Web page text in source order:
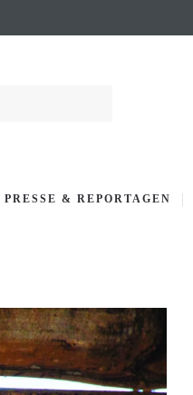
PRESSE & REPORTAGEN